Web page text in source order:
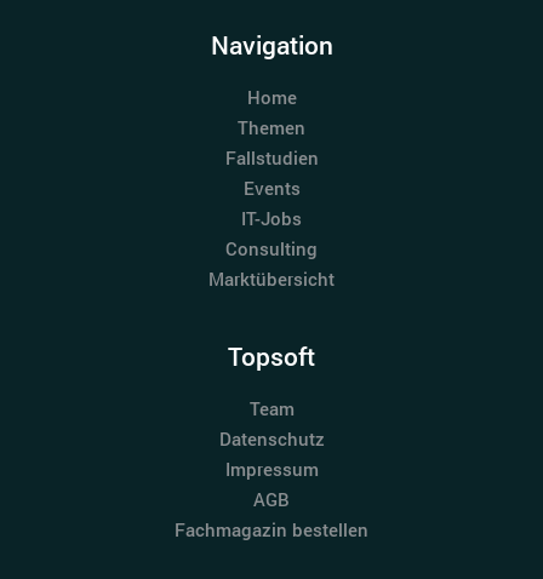
Navigation
Home
Themen
Fallstudien
Events
IT-Jobs
Consulting
Marktübersicht
Topsoft
Team
Datenschutz
Impressum
AGB
Fachmagazin bestellen